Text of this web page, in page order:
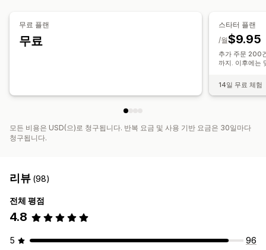
과거 보고서
무료 플랜
무료
스타터 플랜
$9.95
/월
추가 주문 200
까지. 이후에는
14일 무료 체험
모든 비용은 USD(으)로 청구됩니다. 반복 요금 및 사용 기반 요금은 30일마다
청구됩니다.
리뷰 (98)
전체 평점
4.8
5
96